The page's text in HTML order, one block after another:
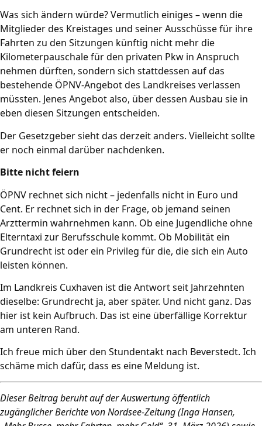
Was sich ändern würde? Vermutlich einiges – wenn die
Mitglieder des Kreistages und seiner Ausschüsse für ihre
Fahrten zu den Sitzungen künftig nicht mehr die
Kilometerpauschale für den privaten Pkw in Anspruch
nehmen dürften, sondern sich stattdessen auf das
bestehende ÖPNV-Angebot des Landkreises verlassen
müssten. Jenes Angebot also, über dessen Ausbau sie in
eben diesen Sitzungen entscheiden.
Der Gesetzgeber sieht das derzeit anders. Vielleicht sollte
er noch einmal darüber nachdenken.
Bitte nicht feiern
ÖPNV rechnet sich nicht – jedenfalls nicht in Euro und
Cent. Er rechnet sich in der Frage, ob jemand seinen
Arzttermin wahrnehmen kann. Ob eine Jugendliche ohne
Elterntaxi zur Berufsschule kommt. Ob Mobilität ein
Grundrecht ist oder ein Privileg für die, die sich ein Auto
leisten können.
Im Landkreis Cuxhaven ist die Antwort seit Jahrzehnten
dieselbe: Grundrecht ja, aber später. Und nicht ganz. Das
hier ist kein Aufbruch. Das ist eine überfällige Korrektur
am unteren Rand.
Ich freue mich über den Stundentakt nach Beverstedt. Ich
schäme mich dafür, dass es eine Meldung ist.
Dieser Beitrag beruht auf der Auswertung öffentlich
zugänglicher Berichte von Nordsee-Zeitung (Inga Hansen,